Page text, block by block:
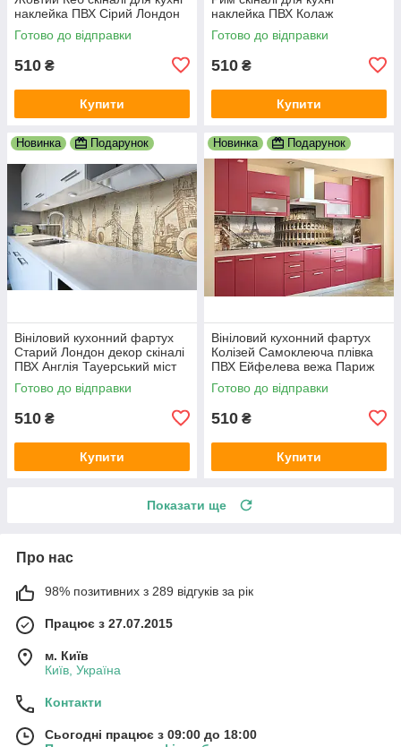
наклейка ПВХ Сірий Лондон
600х2000 мм
Готово до відправки
510 ₴
Купити
наклейка ПВХ Колаж
Античність Бежевий
600х2000 мм
Готово до відправки
510 ₴
Купити
Новинка Подарунок
Вініловий кухонний фартух
Старий Лондон декор скіналі
ПВХ Англія Тауерський міст
ретро Бежевий 600х2000 мм
Готово до відправки
510 ₴
Купити
Новинка Подарунок
Вініловий кухонний фартух
Колізей Самоклеюча плівка
ПВХ Ейфелева вежа Париж
Рим Бежевий 600х2000 мм
Готово до відправки
510 ₴
Купити
Показати ще
Про нас
98% позитивних з 289 відгуків за рік
Працює з 27.07.2015
м. Київ
Київ, Україна
Контакти
Сьогодні працює з 09:00 до 18:00